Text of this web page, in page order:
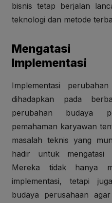
bisnis tetap berjalan
teknologi dan metode
Mengatasi
Implementasi
Implementasi
dihadapkan pada
perubahan budaya
pemahaman karyawan
masalah teknis yang
hadir untuk mengatasi
Mereka tidak hanya
implementasi, tetapi
budaya perusahaan